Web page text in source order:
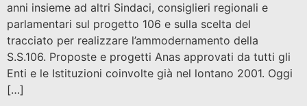
anni insieme ad altri Sindaci, consiglieri regionali e
parlamentari sul progetto 106 e sulla scelta del
tracciato per realizzare l’ammodernamento della
S.S.106. Proposte e progetti Anas approvati da tutti gli
Enti e le Istituzioni coinvolte già nel lontano 2001. Oggi
[…]